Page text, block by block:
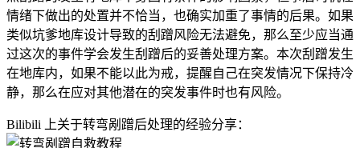
情绪下做出的处置并不恰当，也确实加重了事情的后果。如果
类似坑爹地库设计导致的刮蹭风险无法避免，那么至少应当通
过这次的事件学会发生刮蹭后的妥善处理方案。本次刮蹭发生
在地库内，如果不能以此为戒，提醒自己在突发情况下保持冷
静，那么在应对其他潜在的突发事件时也有风险。
Bilibili 上关于转弯剐蹭后处理的经验分享：